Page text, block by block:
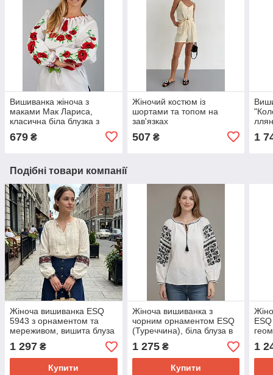
Вишиванка жіноча з
маками Мак Лариса,
класична біла блузка з
довгим рукавом
679 ₴
Жіночий костюм із
шортами та топом на
зав'язках
507₴ 1
Подібні товари компанії
Жіноча вишиванка ESQ
5943 з орнаментом та
мереживом, вишита блуза
в етно-стилі
1 297 ₴
Купити
Жіноча вишиванка з
чорним орнаментом ESQ
(Туреччина), біла блуза в
етно стилі
1 275₴
Купити
1